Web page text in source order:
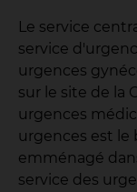
Le service
service
urgences
sur le site de la
urgences
urgences est le
emménagé
service des